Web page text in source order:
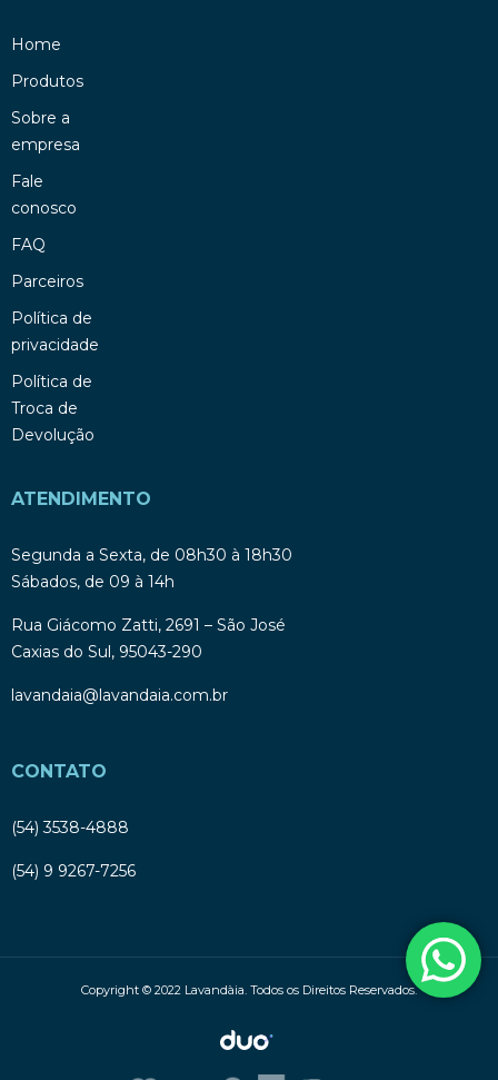
Home
Produtos
Sobre a
empresa
Fale
conosco
FAQ
Parceiros
Política de
privacidade
Política de
Troca de
Devolução
ATENDIMENTO
Segunda a Sexta, de 08h30 à 18h30
Sábados, de 09 à 14h
Rua Giácomo Zatti, 2691 – São José
Caxias do Sul, 95043-290
lavandaia@lavandaia.com.br
CONTATO
(54) 3538-4888
(54) 9 9267-7256
Copyright © 2022 Lavandàia. Todos os Direitos Reservados.